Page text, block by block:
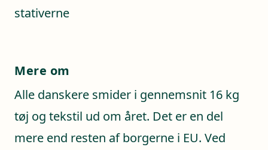
stativerne
Mere om
Alle danskere smider i gennemsnit 16 kg
tøj og tekstil ud om året. Det er en del
mere end resten af borgerne i EU. Ved